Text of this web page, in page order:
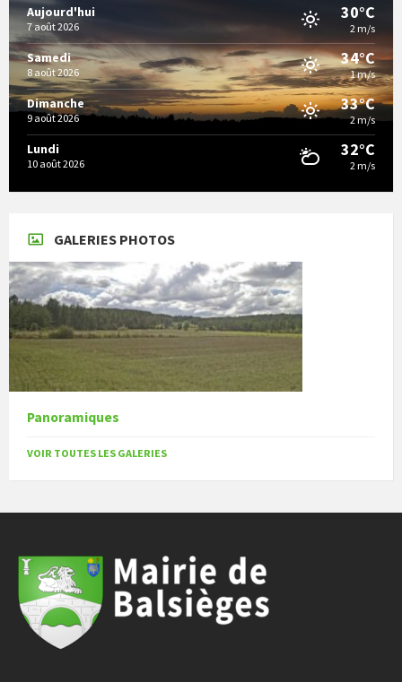
Aujourd'hui
7 août 2026
30°C
2 m/s
Samedi
8 août 2026
34°C
1 m/s
Dimanche
9 août 2026
33°C
2 m/s
Lundi
10 août 2026
32°C
2 m/s
GALERIES PHOTOS
Panoramiques
VOIR TOUTES LES GALERIES